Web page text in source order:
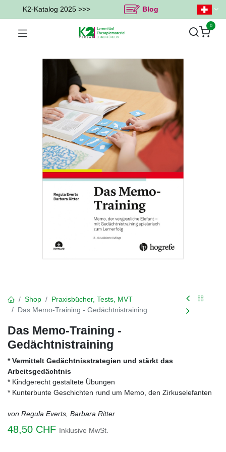
K2-Katalog 2025 >>> Blog
0
Shop
Praxisbücher, Tests, MVT
Das Memo-Training - Gedächtnistraining
Das Memo-Training -
Gedächtnistraining
* Vermittelt Gedächtnisstrategien und stärkt das
Arbeitsgedächtnis
* Kindgerecht gestaltete Übungen
* Kunterbunte Geschichten rund um Memo, den Zirkuselefanten
von Regula Everts, Barbara Ritter
48,50 CHF Inklusive MwSt.